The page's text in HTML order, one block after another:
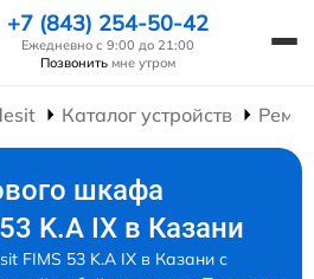
+7 (843) 254-50-42
Ежедневно с 9:00 до 21:00
Позвонить мне утром
Каталог устройств
шкафа
K.A IX в Казани
FIMS 53 K.A IX в Казани с